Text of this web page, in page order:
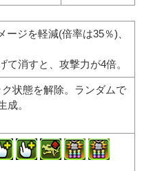
ージを軽減(倍率は35％)、
て消すと、攻撃力が4倍。
状態を解除。ランダムで
成。